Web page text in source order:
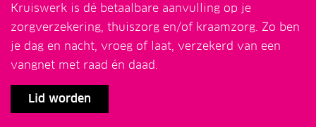
Kruiswerk is dé betaalbare aanvulling op je
zorgverzekering, thuiszorg en/of kraamzorg. Zo ben
je dag en nacht, vroeg of laat, verzekerd van een
vangnet met raad én daad.
Lid worden